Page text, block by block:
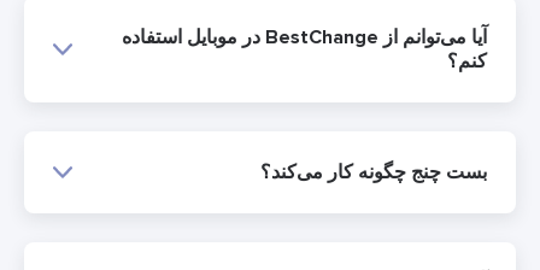
آیا می‌توانم از BestChange در موبایل استفاده
کنم؟
بست چنج چگونه کار می‌کند؟